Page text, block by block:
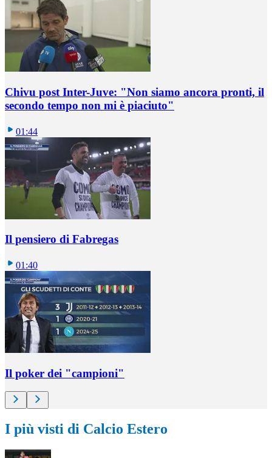
Chivu post Inter-Juve: "Non siamo ancora pronti, il
secondo tempo non mi è piaciuto"
01:44
Il pensiero di Fabregas
01:40
Il poker dei "campioni"
I più visti di Calcio Estero